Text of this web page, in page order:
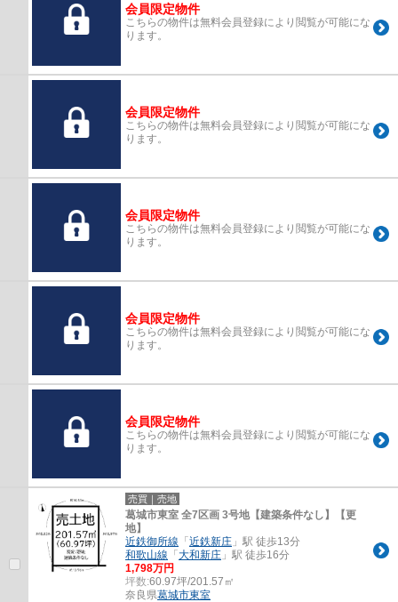
会員限定物件
こちらの物件は無料会員登録により閲覧が可能にな
ります。
会員限定物件
こちらの物件は無料会員登録により閲覧が可能にな
ります。
会員限定物件
こちらの物件は無料会員登録により閲覧が可能にな
ります。
会員限定物件
こちらの物件は無料会員登録により閲覧が可能にな
ります。
会員限定物件
こちらの物件は無料会員登録により閲覧が可能にな
ります。
売買｜売地
葛城市東室 全7区画 3号地【建築条件なし】【更
地】
近鉄御所線 「 近鉄新庄 」駅 徒歩13分
和歌山線 「 大和新庄 」駅 徒歩16分
1,798万円
坪数:60.97坪/201.57㎡
奈良県葛城市東室